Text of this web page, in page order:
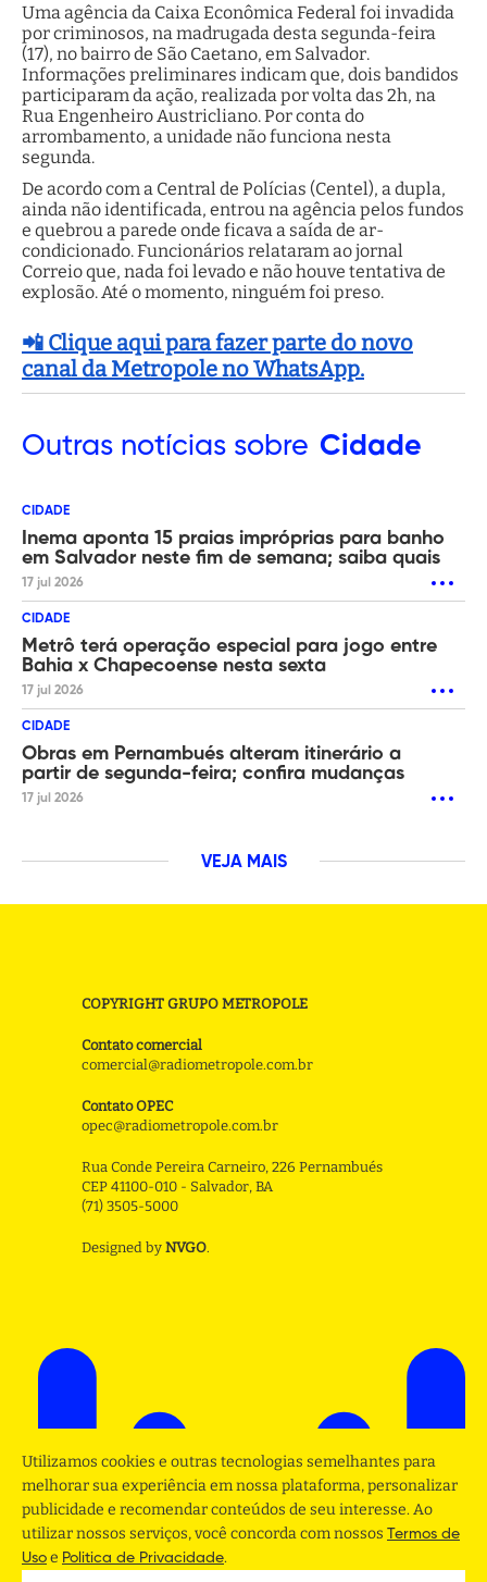
Uma agência da Caixa Econômica Federal foi invadida
por criminosos, na madrugada desta segunda-feira
(17), no bairro de São Caetano, em Salvador.
Informações preliminares indicam que, dois bandidos
participaram da ação, realizada por volta das 2h, na
Rua Engenheiro Austricliano. Por conta do
arrombamento, a unidade não funciona nesta
segunda.
De acordo com a Central de Polícias (Centel), a dupla,
ainda não identificada, entrou na agência pelos fundos
e quebrou a parede onde ficava a saída de ar-
condicionado. Funcionários relataram ao jornal
Correio que, nada foi levado e não houve tentativa de
explosão. Até o momento, ninguém foi preso.
📲 Clique aqui para fazer parte do novo
canal da Metropole no WhatsApp.
Outras notícias sobre Cidade
CIDADE
Inema aponta 15 praias impróprias para banho
em Salvador neste fim de semana; saiba quais
17 jul 2026
CIDADE
Metrô terá operação especial para jogo entre
Bahia x Chapecoense nesta sexta
17 jul 2026
CIDADE
Obras em Pernambués alteram itinerário a
partir de segunda-feira; confira mudanças
17 jul 2026
VEJA MAIS
COPYRIGHT GRUPO METROPOLE
Contato comercial
comercial@radiometropole.com.br
Contato OPEC
opec@radiometropole.com.br
Rua Conde Pereira Carneiro, 226 Pernambués
CEP 41100-010 - Salvador, BA
(71) 3505-5000
Designed by NVGO.
Utilizamos cookies e outras tecnologias semelhantes para
melhorar sua experiência em nossa plataforma, personalizar
publicidade e recomendar conteúdos de seu interesse. Ao
utilizar nossos serviços, você concorda com nossos Termos de
Uso e Politica de Privacidade.